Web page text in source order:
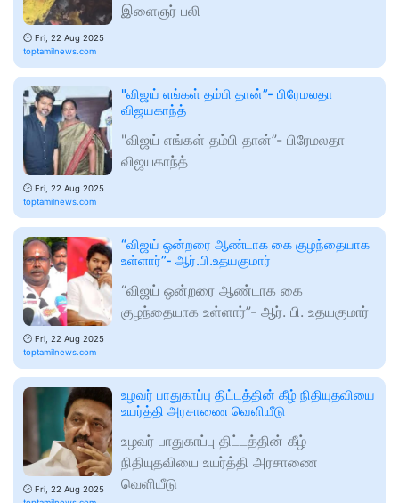
🕑 Fri, 22 Aug 2025
toptamilnews.com
இளைஞர் பலி
🕑 Fri, 22 Aug 2025
toptamilnews.com
"விஜய் எங்கள் தம்பி தான்”- பிரேமலதா
விஜயகாந்த்
"விஜய் எங்கள் தம்பி தான்”- பிரேமலதா
விஜயகாந்த்
🕑 Fri, 22 Aug 2025
toptamilnews.com
“விஜய் ஒன்றரை ஆண்டாக கை குழந்தையாக
உள்ளார்”- ஆர்.பி.உதயகுமார்
“விஜய் ஒன்றரை ஆண்டாக கை
குழந்தையாக உள்ளார்”- ஆர். பி. உதயகுமார்
🕑 Fri, 22 Aug 2025
உழவர் பாதுகாப்பு திட்டத்தின் கீழ் நிதியுதவியை
உயர்த்தி அரசாணை வெளியீடு
உழவர் பாதுகாப்பு திட்டத்தின் கீழ்
நிதியுதவியை உயர்த்தி அரசாணை
வெளியீடு